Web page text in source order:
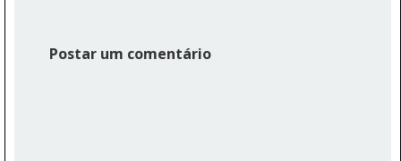
Postar um comentário